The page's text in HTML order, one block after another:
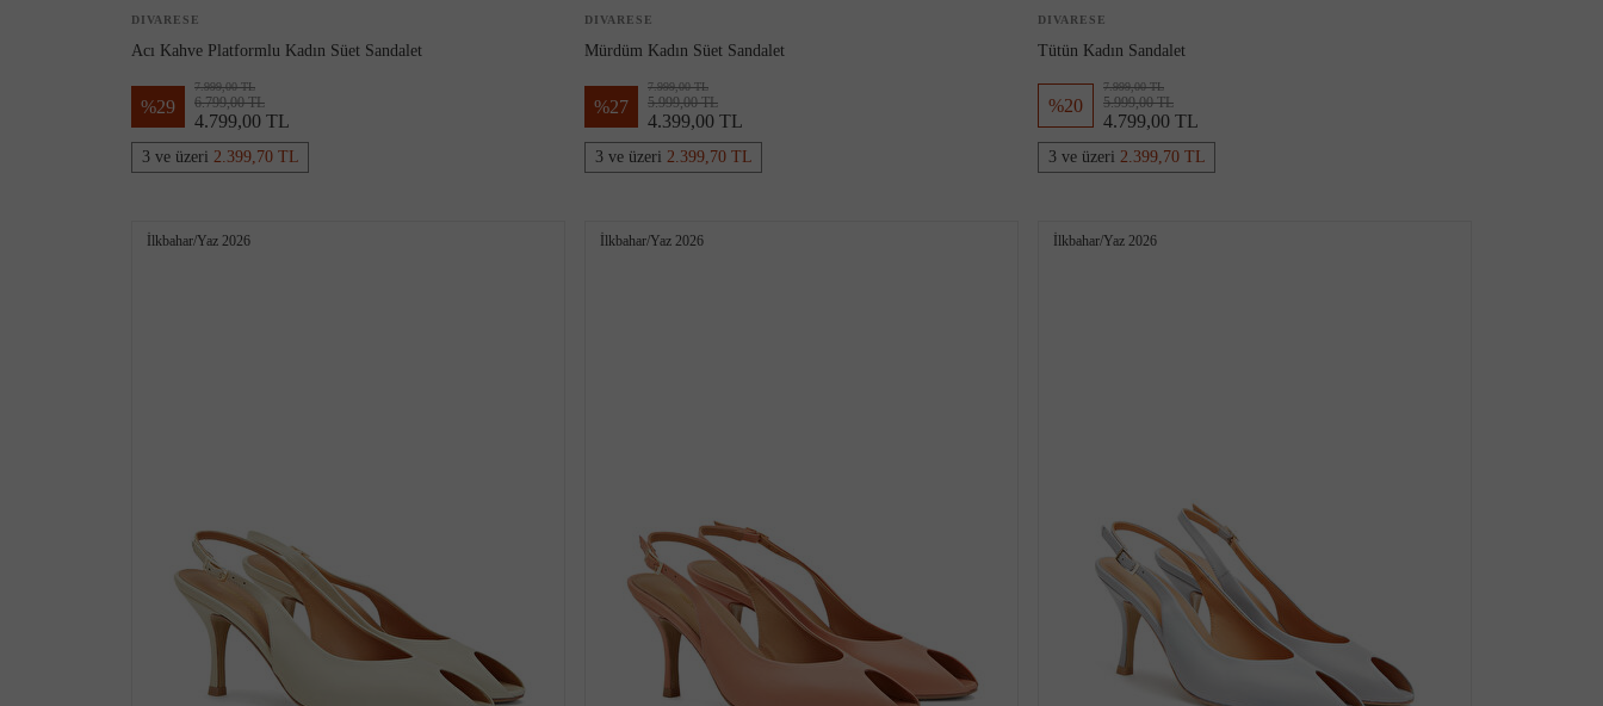
DIVARESE
Acı Kahve Platformlu Kadın Süet Sandalet
%29
7.999,00 TL
6.799,00 TL
4.799,00 TL
3 ve üzeri 2.399,70 TL
DIVARESE
Mürdüm Kadın Süet Sandalet
%27
7.999,00 TL
5.999,00 TL
4.399,00 TL
3 ve üzeri 2.399,70 TL
DIVARESE
Tütün Kadın Sandalet
%20
7.999,00 TL
5.999,00 TL
4.799,00 TL
3 ve üzeri 2.399,70 TL
İlkbahar/Yaz 2026 İlkbahar/Yaz 2026 İlkbahar/Yaz 2026